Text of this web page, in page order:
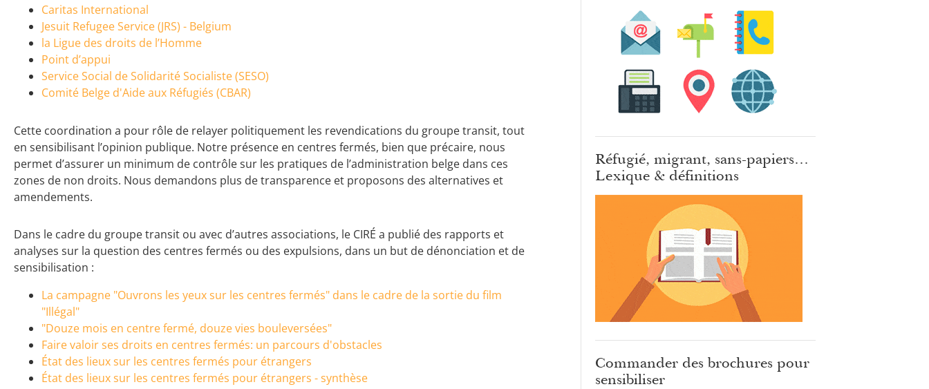
Caritas International
Jesuit Refugee Service (JRS) - Belgium
la Ligue des droits de l’Homme
Point d’appui
Service Social de Solidarité Socialiste (SESO)
Comité Belge d'Aide aux Réfugiés (CBAR)
Cette coordination a pour rôle de relayer politiquement les revendications du groupe transit, tout
en sensibilisant l’opinion publique. Notre présence en centres fermés, bien que précaire, nous
permet d’assurer un minimum de contrôle sur les pratiques de l’administration belge dans ces
zones de non droits. Nous demandons plus de transparence et proposons des alternatives et
amendements.
Dans le cadre du groupe transit ou avec d’autres associations, le CIRÉ a publié des rapports et
analyses sur la question des centres fermés ou des expulsions, dans un but de dénonciation et de
sensibilisation :
La campagne "Ouvrons les yeux sur les centres fermés" dans le cadre de la sortie du film
"Illégal"
"Douze mois en centre fermé, douze vies bouleversées"
Faire valoir ses droits en centres fermés: un parcours d'obstacles
État des lieux sur les centres fermés pour étrangers
État des lieux sur les centres fermés pour étrangers - synthèse
Réfugié, migrant, sans-papiers…
Lexique & définitions
Commander des brochures pour
sensibiliser